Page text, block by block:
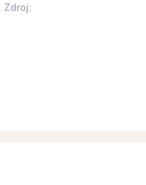
Zdroj: